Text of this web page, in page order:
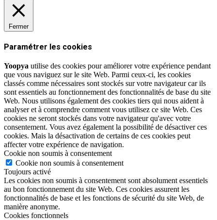
Fermer
Paramétrer les cookies
Yoopya utilise des cookies pour améliorer votre expérience pendant
que vous naviguez sur le site Web. Parmi ceux-ci, les cookies
classés comme nécessaires sont stockés sur votre navigateur car ils
sont essentiels au fonctionnement des fonctionnalités de base du site
Web. Nous utilisons également des cookies tiers qui nous aident à
analyser et à comprendre comment vous utilisez ce site Web. Ces
cookies ne seront stockés dans votre navigateur qu'avec votre
consentement. Vous avez également la possibilité de désactiver ces
cookies. Mais la désactivation de certains de ces cookies peut
affecter votre expérience de navigation.
Cookie non soumis à consentement
Cookie non soumis à consentement
Toujours activé
Les cookies non soumis à consentement sont absolument essentiels
au bon fonctionnement du site Web. Ces cookies assurent les
fonctionnalités de base et les fonctions de sécurité du site Web, de
manière anonyme.
Cookies fonctionnels